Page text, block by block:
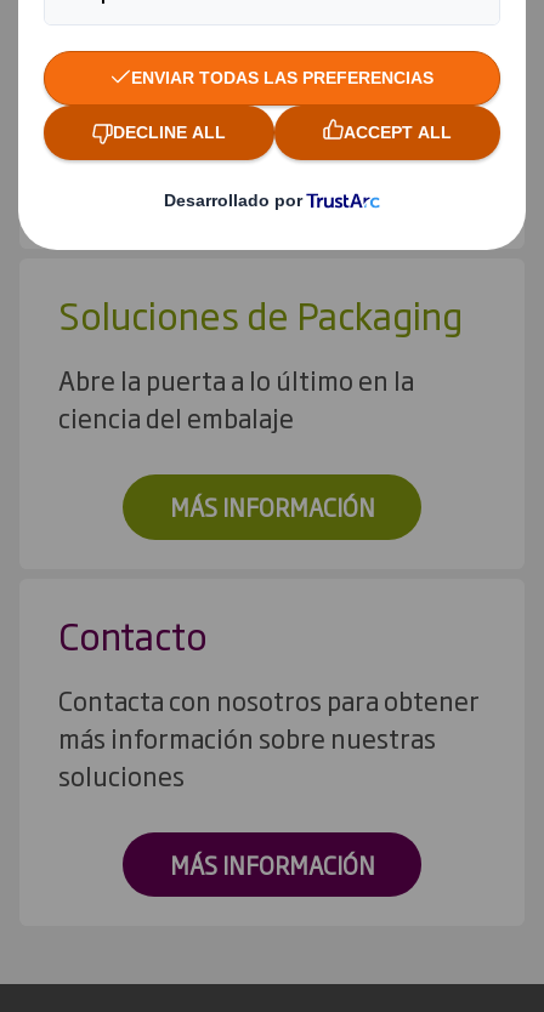
Sustitución del plástico
Descubre nuestras soluciones
MÁS INFORMACIÓN
Soluciones de Packaging
Abre la puerta a lo último en la
ciencia del embalaje
MÁS INFORMACIÓN
Contacto
Contacta con nosotros para obtener
más información sobre nuestras
soluciones
MÁS INFORMACIÓN